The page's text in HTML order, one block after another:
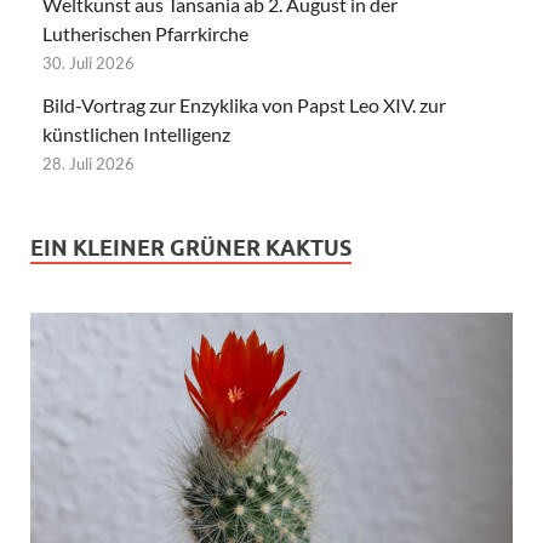
Lutherischen Pfarrkirche
30. Juli 2026
Bild-Vortrag zur Enzyklika von Papst Leo XIV. zur
künstlichen Intelligenz
28. Juli 2026
EIN KLEINER GRÜNER KAKTUS